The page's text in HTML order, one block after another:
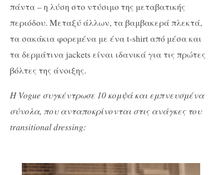
πάντα – η λύση στο ντύσιμο της μεταβατικής
περιόδου. Μεταξύ άλλων, τα βαμβακερά πλεκτά,
τα σακάκια φορεμένα με ένα t-shirt από μέσα και
τα δερμάτινα jackets είναι ιδανικά για τις πρώτες
βόλτες της άνοιξης.
H Vogue συγκέντρωσε 10 κομψά και εμπνευσμένα
σύνολα, που ανταποκρίνονται στις ανάγκες του
transitional dressing: